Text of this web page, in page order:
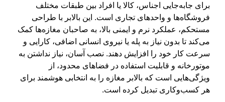
برای جابه‌جایی اجناس، کالا یا افراد بین طبقات مختلف
فروشگاه‌ها و واحدهای تجاری است. این بالابر با طراحی
مستحکم، عملکرد نرم و ایمنی بالا، به صاحبان مغازه‌ها کمک
می‌کند تا بدون نیاز به پله یا نیروی انسانی اضافی، کارایی و
سرعت کار خود را افزایش دهند. نصب آسان، نیاز نداشتن به
موتورخانه و قابلیت استفاده در فضاهای محدود، از
ویژگی‌هایی است که بالابر مغازه را به انتخابی هوشمند برای
هر کسب‌وکاری تبدیل کرده است.